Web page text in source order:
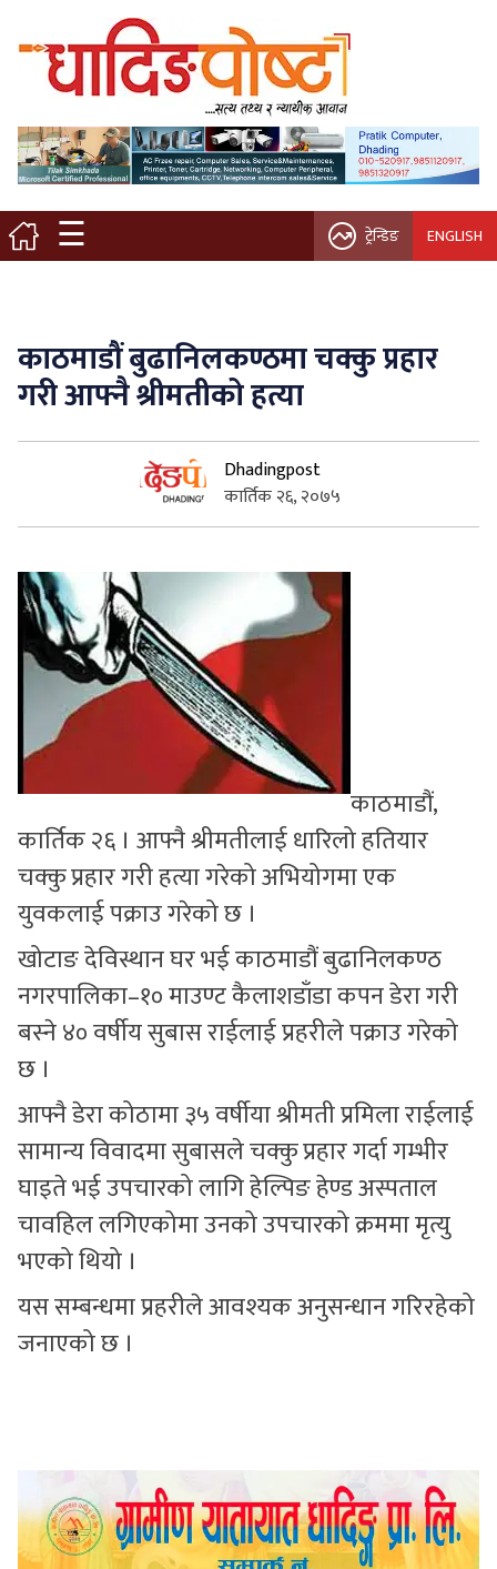
☰
मुख्य पृष्ठ
स्थानीय समाचार
विचार / ब्लग
नगर/गाउँ पालिका
कृषि/सहकारी
साहित्य / संस्कृति
सुचनाहरु
स्वास्थ्य
भिडियो
ट्रेन्डिङ ENGLISH
काठमाडौं बुढानिलकण्ठमा चक्कु प्रहार
गरी आफ्नै श्रीमतीको हत्या
Dhadingpost
कार्तिक २६, २०७५
काठमाडौं,
कार्तिक २६ । आफ्नै श्रीमतीलाई धारिलो हतियार
चक्कु प्रहार गरी हत्या गरेको अभियोगमा एक
युवकलाई पक्राउ गरेको छ ।
खोटाङ देविस्थान घर भई काठमाडौं बुढानिलकण्ठ
नगरपालिका–१० माउण्ट कैलाशडाँडा कपन डेरा गरी
बस्ने ४० वर्षीय सुबास राईलाई प्रहरीले पक्राउ गरेको
छ ।
आफ्नै डेरा कोठामा ३५ वर्षीया श्रीमती प्रमिला राईलाई
सामान्य विवादमा सुबासले चक्कु प्रहार गर्दा गम्भीर
घाइते भई उपचारको लागि हेल्पिङ हेण्ड अस्पताल
चावहिल लगिएकोमा उनको उपचारको क्रममा मृत्यु
भएको थियो ।
यस सम्बन्धमा प्रहरीले आवश्यक अनुसन्धान गरिरहेको
जनाएको छ ।